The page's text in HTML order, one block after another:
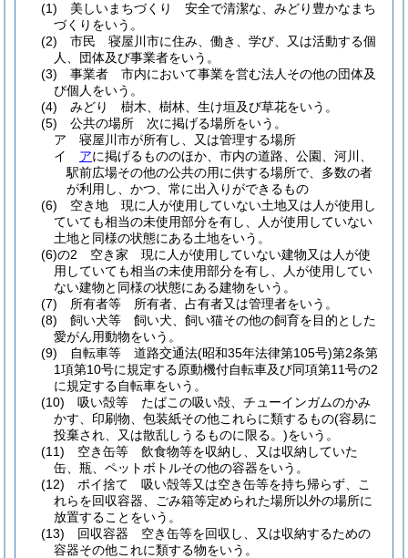
(1)
美しいまちづくり 安全で清潔な、みどり豊かなまち
づくりをいう。
(2)
市民 寝屋川市に住み、働き、学び、又は活動する個
人、団体及び事業者をいう。
(3)
事業者 市内において事業を営む法人その他の団体及
び個人をいう。
(4)
みどり 樹木、樹林、生け垣及び草花をいう。
(5)
公共の場所 次に掲げる場所をいう。
ア
寝屋川市が所有し、又は管理する場所
イ
アに掲げるもののほか、市内の道路、公園、河川、
駅前広場その他の公共の用に供する場所で、多数の者
が利用し、かつ、常に出入りができるもの
(6)
空き地 現に人が使用していない土地又は人が使用し
ていても相当の未使用部分を有し、人が使用していない
土地と同様の状態にある土地をいう。
(6)の2
空き家 現に人が使用していない建物又は人が使
用していても相当の未使用部分を有し、人が使用してい
ない建物と同様の状態にある建物をいう。
(7)
所有者等 所有者、占有者又は管理者をいう。
(8)
飼い犬等 飼い犬、飼い猫その他の飼育を目的とした
愛がん用動物をいう。
(9)
自転車等 道路交通法(昭和35年法律第105号)第2条第
1項第10号に規定する原動機付自転車及び同項第11号の2
に規定する自転車をいう。
(10)
吸い殻等 たばこの吸い殻、チューインガムのかみ
かす、印刷物、包装紙その他これらに類するもの(容易に
投棄され、又は散乱しうるものに限る。)をいう。
(11)
空き缶等 飲食物等を収納し、又は収納していた
缶、瓶、ペットボトルその他の容器をいう。
(12)
ポイ捨て 吸い殻等又は空き缶等を持ち帰らず、こ
れらを回収容器、ごみ箱等定められた場所以外の場所に
放置することをいう。
(13)
回収容器 空き缶等を回収し、又は収納するための
容器その他これに類する物をいう。